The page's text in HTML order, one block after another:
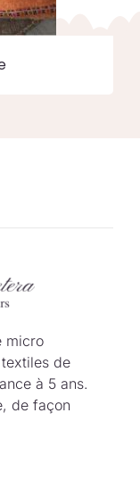
micro
de
à 5 ans.
de façon